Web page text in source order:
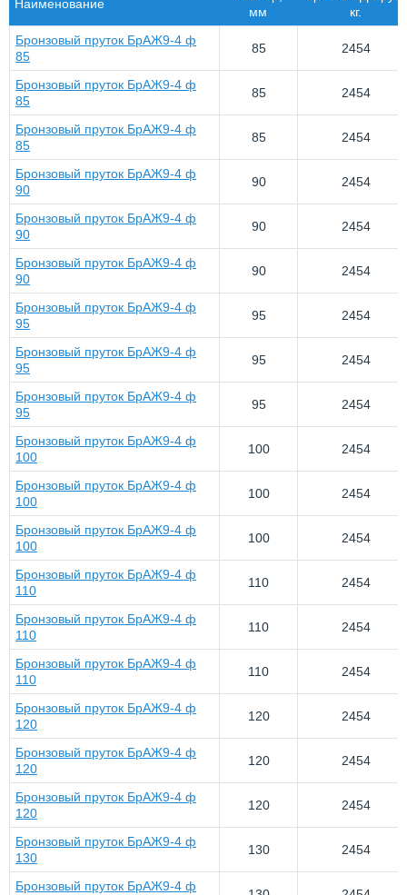
Наименование
мм
кг.
Бронзовый пруток БрАЖ9-4 ф
85
85 2454
Бронзовый пруток БрАЖ9-4 ф
85
85 2454
Бронзовый пруток БрАЖ9-4 ф
85
85 2454
Бронзовый пруток БрАЖ9-4 ф
90
90 2454
Бронзовый пруток БрАЖ9-4 ф
90
90 2454
Бронзовый пруток БрАЖ9-4 ф
90
90 2454
Бронзовый пруток БрАЖ9-4 ф
95
95 2454
Бронзовый пруток БрАЖ9-4 ф
95
95 2454
Бронзовый пруток БрАЖ9-4 ф
95
95 2454
Бронзовый пруток БрАЖ9-4 ф
100
100 2454
Бронзовый пруток БрАЖ9-4 ф
100
100 2454
Бронзовый пруток БрАЖ9-4 ф
100
100 2454
Бронзовый пруток БрАЖ9-4 ф
110
110 2454
Бронзовый пруток БрАЖ9-4 ф
110
110 2454
Бронзовый пруток БрАЖ9-4 ф
110
110 2454
Бронзовый пруток БрАЖ9-4 ф
120
120 2454
Бронзовый пруток БрАЖ9-4 ф
120
120 2454
Бронзовый пруток БрАЖ9-4 ф
120
120 2454
Бронзовый пруток БрАЖ9-4 ф
130
130 2454
Бронзовый пруток БрАЖ9-4 ф